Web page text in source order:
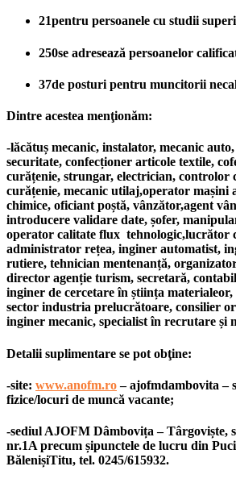
21pentru persoanele cu studii
250se adresează persoanelor
37de posturi pentru muncitorii
Dintre acestea menţionăm:
-lăcătuș mecanic, instalator, mecanic
securitate, confecționer articole textile,
curățenie, strungar, electrician, controlor
curățenie, mecanic utilaj,operator mașini
chimice, oficiant poștă, vânzător,agent
introducere validare date, șofer,
operator calitate flux tehnologic,lucrător
administrator rețea, inginer automatist,
rutiere, tehnician mentenanță,
director agenție turism, secretară,
inginer de cercetare în știința materialeor,
sector industria prelucrătoare, consilier
inginer mecanic, specialist în recrutare și
Detalii suplimentare se pot obţine:
-site: www.anofm.ro– ajofmdambovita –
fizice/locuri de muncă vacante;
-sediul AJOFM Dâmbovița – Târgoviște,
nr.1A precum șipunctele de lucru din
BălenișiTitu, tel. 0245/615932.